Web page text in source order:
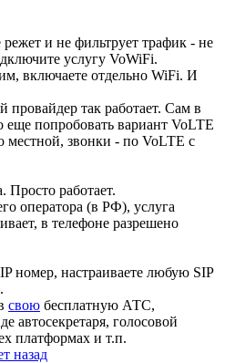
и не фильтрует трафик - не
услугу VoWiFi.
включаете отдельно WiFi. И
так работает. Сам в
попробовать вариант VoLTE
местной, звонки - по VoLTE c
Просто работает.
оператора (в РФ), услуга
в телефоне разрешено
номер, настраиваете любую SIP
свою бесплатную АТС,
автосекретаря, голосовой
платформах и т.п.
назад